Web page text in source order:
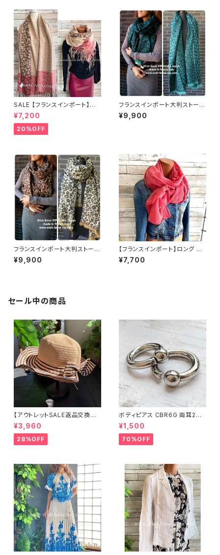
SALE 【フランスインポート】大
判ストール・ロング・厚手ショー
ル｜ 暖かい冬物 ストール・ショ
ール・肩掛け・ひざ掛け/淡ピン
ク&ベージュレオパード
¥7,200
20%OFF
フランスインポート大判ストー
ル・厚手・冬物ショール・厚地ロ
ングマフラー 暖かい冬物 ストー
¥9,900
フランスインポート大判ストー
ル・厚手・冬物ショール・厚地ロ
ングマフラー 暖かい冬物 ストー
¥9,900
【フランスインポート】ロング 暖
かい冬物 ストール・大判 フワフ
ワ暖かい アクリルスカーフ/ピン
¥7,700
セール中の商品
【アウトレットSALE返品交換不
可8/20まで】つば広サマーハッ
ト・通気性・軽量 ワイヤー入りハ
ット ボーダー＆BIGリボン・女優
帽 UV/紫外線対策 レディースハ
¥3,960
28%OFF
ボディピアス CBR6G 両耳2個
セット 1ボール ネジ式 簡単脱着
サージカルステンレス NY直輸
入
¥1,500
70%OFF